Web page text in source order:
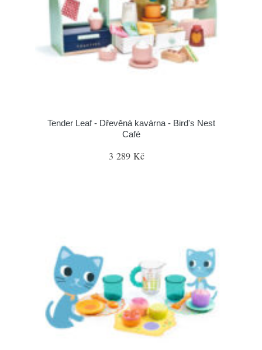
Tender Leaf - Dřevěná kavárna - Bird's Nest
Café
3 289 Kč